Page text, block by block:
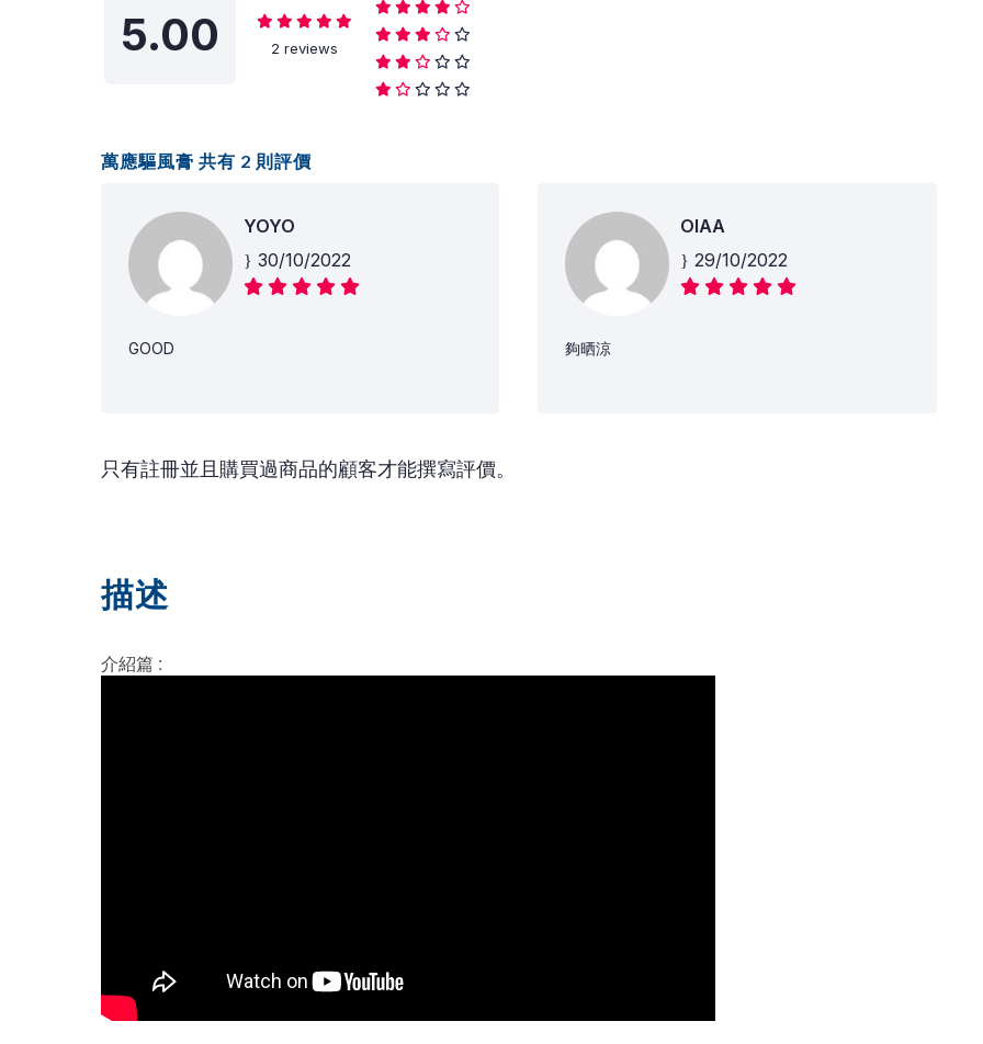
5.00 2 reviews
萬應驅風膏 共有 2 則評價
YOYO
30/10/2022
GOOD
OIAA
29/10/2022
夠晒涼
只有註冊並且購買過商品的顧客才能撰寫評價。
描述
介紹篇 :